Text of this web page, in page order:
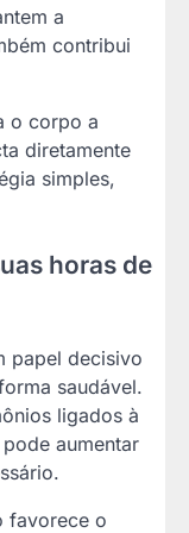
a
contribui
o corpo a
diretamente
simples,
horas de
papel decisivo
saudável.
ligados à
aumentar
favorece o